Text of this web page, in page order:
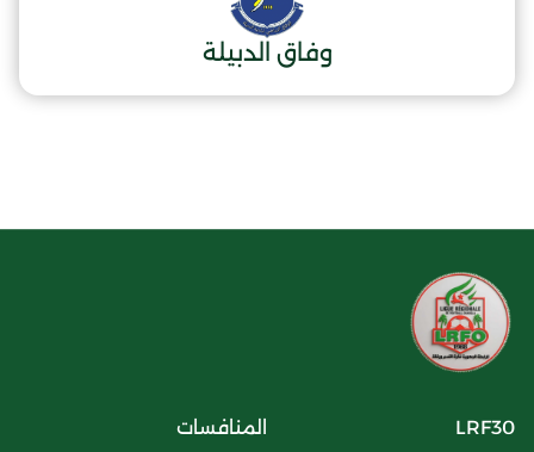
وفاق الدبيلة
LRF30 المنافسات